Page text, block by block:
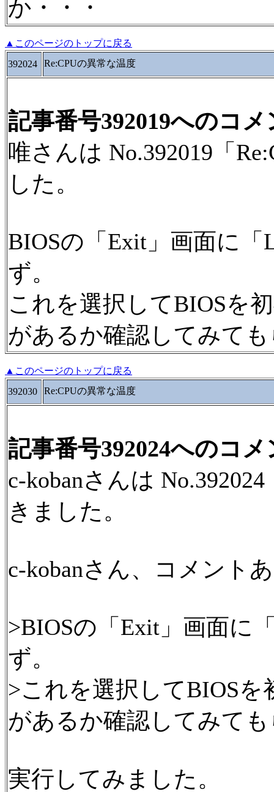
か・・・
▲このページのトップに戻る
392024
Re:CPUの異常な温度
記事番号392019へのコメ
唯さんは No.392019「
した。
BIOSの「Exit」画面に「
ず。
これを選択してBIOSを
があるか確認してみて
▲このページのトップに戻る
392030
Re:CPUの異常な温度
記事番号392024へのコメ
c-kobanさんは
きました。
c-kobanさん、コメント
>BIOSの「Exit」画面に
ず。
>これを選択してBIOS
があるか確認してみて
実行してみました。